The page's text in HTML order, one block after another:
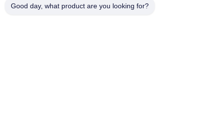
Politica sulla privacy|Sitemap
Good day, what product are you looking for?